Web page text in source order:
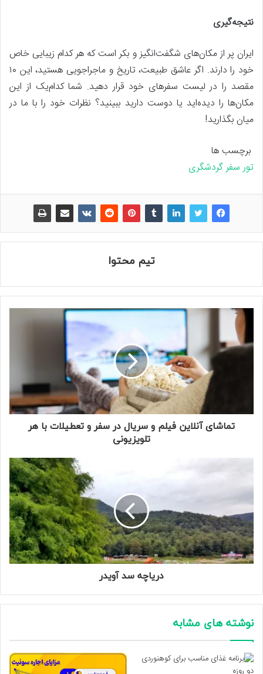
نتیجه‌گیری
ایران پر از مکان‌های شگفت‌انگیز و بکر است که هر کدام زیبایی خاص
خود را دارند. اگر عاشق طبیعت، تاریخ و ماجراجویی هستید، این ۱۰
مقصد را در لیست سفرهای خود قرار دهید. شما کدام‌یک از این
مکان‌ها را دیده‌اید یا دوست دارید ببینید؟ نظرات خود را با ما در
میان بگذارید!
برچسب ها
تور سفرگردشگری
تیم محتوا
تماشای آنلاین فیلم و سریال در سفر و تعطیلات با هر
تلویزیونی
دریاچه سد آویدر
نوشته های مشابه